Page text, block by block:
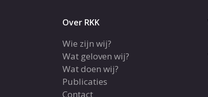
Over RKK
Wie zijn wij?
Wat geloven wij?
Wat doen wij?
Publicaties
Contact